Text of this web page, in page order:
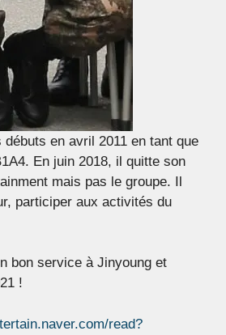
en avril 2011 en tant que
En juin 2018, il quitte son
mais pas le groupe. Il
participer aux activités du
bon service à Jinyoung et
!
read?